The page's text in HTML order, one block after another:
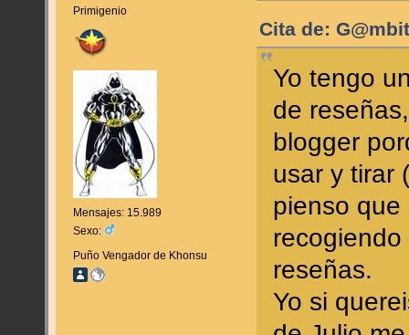
Primigenio
Mensajes: 15.989
Sexo:
Puño Vengador de Khonsu
Cita de:
Yo tengo
de
blogger
usar y tirar
pienso
reseñas.
Yo si